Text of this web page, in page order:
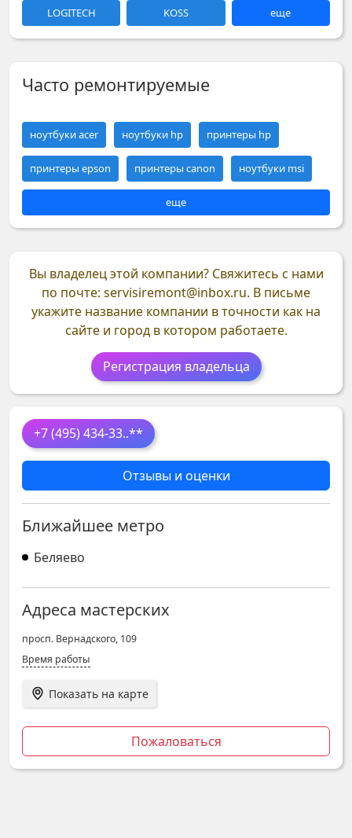
+7 (495) 434-33..**
Отзывы и оценки
Ближайшее метро
Беляево
Адреса мастерских
просп. Вернадского, 109
Время работы
Показать на карте
Пожаловаться
LOGITECH KOSS еще
Часто ремонтируемые
ноутбуки acer ноутбуки hp принтеры hp
принтеры epson принтеры canon ноутбуки msi
еще
Вы владелец этой компании? Свяжитесь с нами
по почте: servisiremont@inbox.ru. В письме
укажите название компании в точности как на
сайте и город в котором работаете.
Регистрация владельца